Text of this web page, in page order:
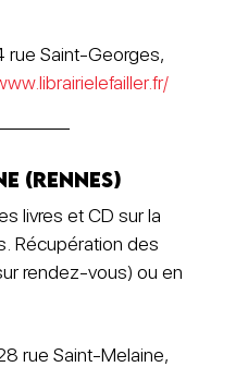
rue Saint-Georges,
(Rennes)
livres et CD sur la
Récupération des
rendez-vous) ou en
rue Saint-Melaine,